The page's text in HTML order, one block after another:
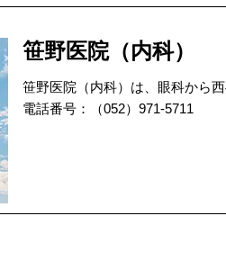
笹野医院（内科）
笹野医院（内科）は、眼科から
電話番号：（052）971-5711